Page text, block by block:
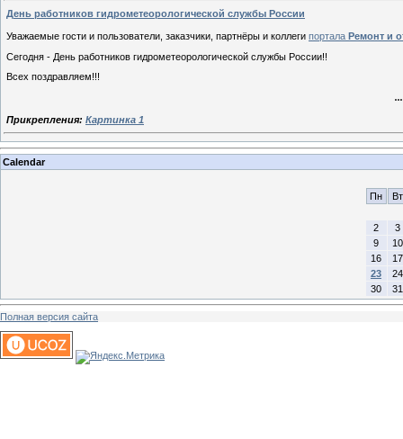
День работников гидрометеорологической службы России
Уважаемые гости и пользователи, заказчики, партнёры и коллеги портала Ремонт и
Сегодня - День работников гидрометеорологической службы России!!
Всех поздравляем!!!
Прикрепления: Картинка 1
Calendar
Пн Вт
2
3
9
10
16
17
23
24
30
31
Полная версия сайта